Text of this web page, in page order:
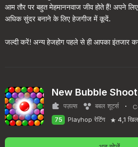
आम तौर पर बहुत मेहमाननवाज जीव होते हैं! अपने
अधिक सुंदर बनाने के लिए हेजगीज में कूदें.
जल्दी करें! अन्य हेजहोग पहले से ही आपका इंतजार
New Bubble
पज़ल्स बबल शूटर्स ·
75
Playhop रेटिंग 4,1